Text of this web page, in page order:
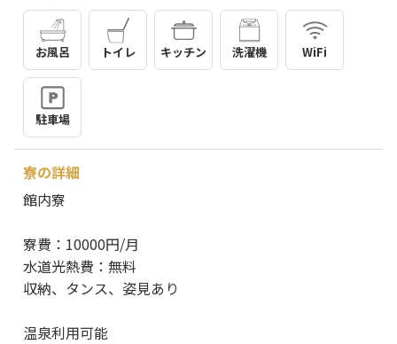
お風呂 トイレ キッチン 洗濯機 WiFi
駐車場
寮の詳細
館内寮
寮費：10000円/月
水道光熱費：無料
収納、タンス、姿見あり
温泉利用可能